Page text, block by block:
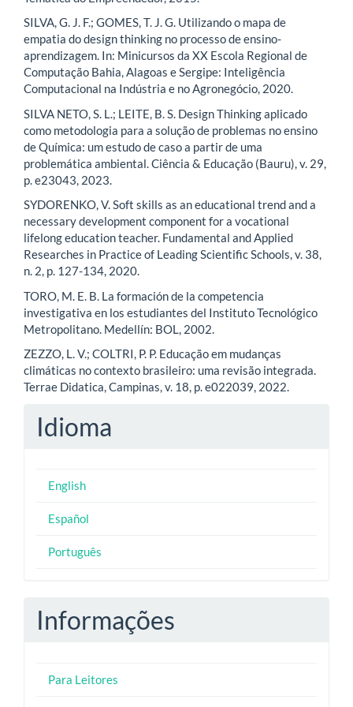
SILVA, G. J. F.; GOMES, T. J. G. Utilizando o mapa de
empatia do design thinking no processo de ensino-
aprendizagem. In: Minicursos da XX Escola Regional de
Computação Bahia, Alagoas e Sergipe: Inteligência
Computacional na Indústria e no Agronegócio, 2020.
SILVA NETO, S. L.; LEITE, B. S. Design Thinking aplicado
como metodologia para a solução de problemas no ensino
de Química: um estudo de caso a partir de uma
problemática ambiental. Ciência & Educação (Bauru), v. 29,
p. e23043, 2023.
SYDORENKO, V. Soft skills as an educational trend and a
necessary development component for a vocational
lifelong education teacher. Fundamental and Applied
Researches in Practice of Leading Scientific Schools, v. 38,
n. 2, p. 127-134, 2020.
TORO, M. E. B. La formación de la competencia
investigativa en los estudiantes del Instituto Tecnológico
Metropolitano. Medellín: BOL, 2002.
ZEZZO, L. V.; COLTRI, P. P. Educação em mudanças
climáticas no contexto brasileiro: uma revisão integrada.
Terrae Didatica, Campinas, v. 18, p. e022039, 2022.
Idioma
English
Español
Português
Informações
Para Leitores